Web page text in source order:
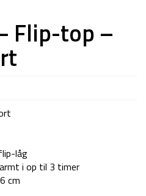
Flip-top –
låg
i op til 3 timer
cm